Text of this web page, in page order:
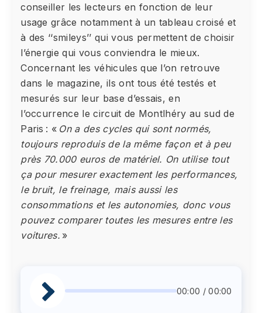
conseiller les lecteurs en fonction de leur
usage grâce notamment à un tableau croisé et
à des ‘‘smileys’’ qui vous permettent de choisir
l’énergie qui vous conviendra le mieux.
Concernant les véhicules que l’on retrouve
dans le magazine, ils ont tous été testés et
mesurés sur leur base d’essais, en
l’occurrence le circuit de Montlhéry au sud de
Paris : « On a des cycles qui sont normés,
toujours reproduis de la même façon et à peu
près 70.000 euros de matériel. On utilise tout
ça pour mesurer exactement les performances,
le bruit, le freinage, mais aussi les
consommations et les autonomies, donc vous
pouvez comparer toutes les mesures entre les
voitures. »
00:00 / 00:00